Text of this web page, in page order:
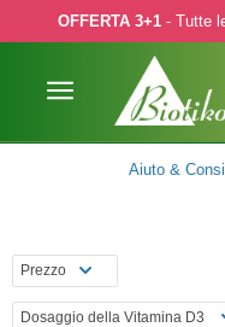
to main content
Skip to search
Skip to main navigation
OFFERTA 3+1- Tutte
Aiuto &
Prezzo
Dosaggio della Vitamina D3